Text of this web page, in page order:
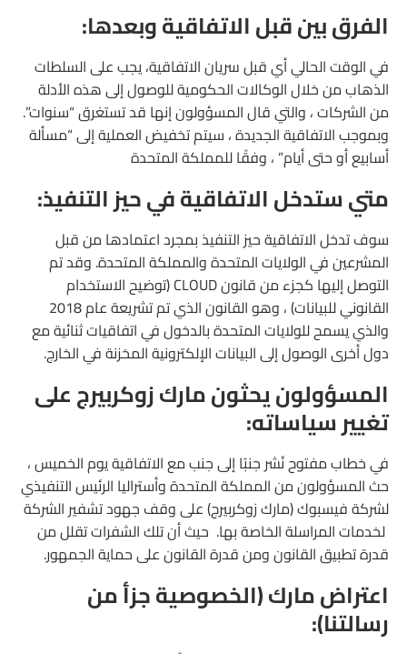
الفرق بين قبل الاتفاقية وبعدها:
في الوقت الحالي أي قبل سريان الاتفاقية، يجب على السلطات
الذهاب من خلال الوكالات الحكومية للوصول إلى هذه الأدلة
من الشركات ، والتي قال المسؤولون إنها قد تستغرق “سنوات”.
وبموجب الاتفاقية الجديدة ، سيتم تخفيض العملية إلى “مسألة
أسابيع أو حتى أيام” ، وفقًا للمملكة المتحدة
متي ستدخل الاتفاقية في حيز التنفيذ:
سوف تدخل الاتفاقية حيز التنفيذ بمجرد اعتمادها من قبل
المشرعين في الولايات المتحدة والمملكة المتحدة. وقد تم
التوصل إليها كجزء من قانون CLOUD (توضيح الاستخدام
القانوني للبيانات) ، وهو القانون الذي تم تشريعة عام 2018
والذي يسمح للولايات المتحدة بالدخول في اتفاقيات ثنائية مع
دول أخرى الوصول إلى البيانات الإلكترونية المخزنة في الخارج.
المسؤولون يحثون مارك زوكربيرج على
تغيير سياساته:
في خطاب مفتوح نُشر جنبًا إلى جنب مع الاتفاقية يوم الخميس ،
حث المسؤولون من المملكة المتحدة وأستراليا الرئيس التنفيذي
لشركة فيسبوك (مارك زوكربيرج) على وقف جهود تشفير الشركة
لخدمات المراسلة الخاصة بها. حيث أن تلك الشفرات تقلل من
قدرة تطبيق القانون ومن قدرة القانون على حماية الجمهور.
اعتراض مارك (الخصوصية جزأ من
رسالتنا):